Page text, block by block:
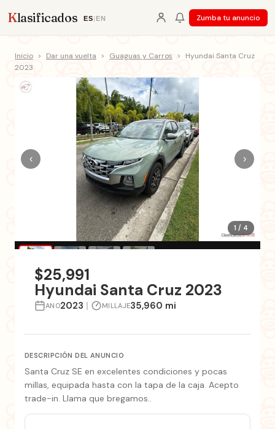
Klasificados ES| EN Zumba tu anuncio
Inicio > Dar una vuelta > Guaguas y Carros >
Hyundai Santa Cruz
2023
1 / 4
‹ ›
$25,991
Hyundai Santa Cruz 2023
ANO2023 | MILLAJE35,960 mi
DESCRIPCIÓN DEL ANUNCIO
Santa Cruz SE en excelentes condiciones y pocas
millas, equipada hasta con la tapa de la caja. Acepto
trade-in. Llama que bregamos..